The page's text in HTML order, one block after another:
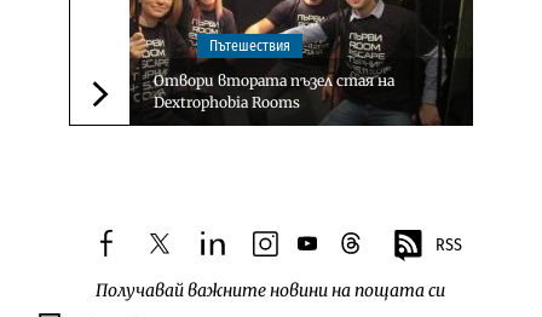
Следваща новина
Пътешествия
Отвори втората пъзел стая на
Dextrophobia Rooms
facebooktwitterlinkedininstagram
youtubethreads RSS
Получавай важните новини на пощата си